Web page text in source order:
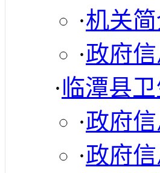
·机关
·政府
·临潭县
·政府
·政府